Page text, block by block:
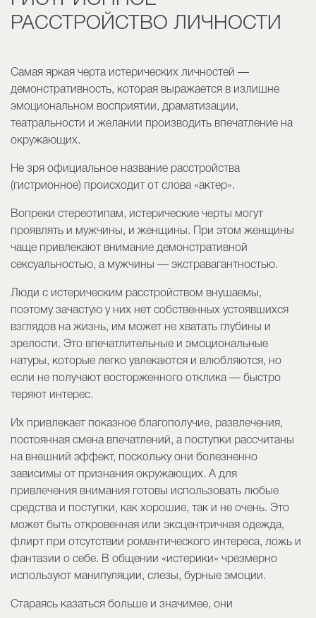
РАССТРОЙСТВО ЛИЧНОСТИ
Самая яркая черта истерических личностей —
демонстративность, которая выражается в излишне
эмоциональном восприятии, драматизации,
театральности и желании производить впечатление на
окружающих.
Не зря официальное название расстройства
(гистрионное) происходит от слова «актер».
Вопреки стереотипам, истерические черты могут
проявлять и мужчины, и женщины. При этом женщины
чаще привлекают внимание демонстративной
сексуальностью, а мужчины — экстравагантностью.
Люди с истерическим расстройством внушаемы,
поэтому зачастую у них нет собственных устоявшихся
взглядов на жизнь, им может не хватать глубины и
зрелости. Это впечатлительные и эмоциональные
натуры, которые легко увлекаются и влюбляются, но
если не получают восторженного отклика — быстро
теряют интерес.
Их привлекает показное благополучие, развлечения,
постоянная смена впечатлений, а поступки рассчитаны
на внешний эффект, поскольку они болезненно
зависимы от признания окружающих. А для
привлечения внимания готовы использовать любые
средства и поступки, как хорошие, так и не очень. Это
может быть откровенная или эксцентричная одежда,
флирт при отсутствии романтического интереса, ложь и
фантазии о себе. В общении «истерики» чрезмерно
используют манипуляции, слезы, бурные эмоции.
Стараясь казаться больше и значимее, они